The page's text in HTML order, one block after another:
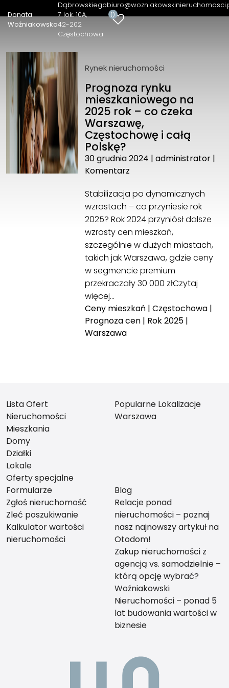
Donata
Woźniakowska
Dąbrowskiego
7 lok. 10A
42-202
Częstochowa
0
Donata Woźniakowska
Dąbrowskiego 7 lok. 10A
42-202 Częstochowa
+48 572 861 168
biuro@wozniakowskinieruchomosci.pl
Rynek nieruchomości
Prognoza rynku
mieszkaniowego na
2025 rok – co czeka
Warszawę,
Częstochowę i całą
Polskę?
30 grudnia 2024 | administrator|
Komentarz
Stabilizacja po dynamicznych
wzrostach – co przyniesie rok
2025? Rok 2024 przyniósł dalsze
wzrosty cen mieszkań,
szczególnie w dużych miastach,
takich jak Warszawa, gdzie ceny
w segmencie premium
przekraczały 30 000 złCzytaj
więcej…
Ceny mieszkań| Częstochowa|
Prognoza cen| Rok 2025|
Warszawa
Lista Ofert
Nieruchomości
Mieszkania
Domy
Działki
Lokale
Oferty specjalne
Popularne Lokalizacje
Warszawa
Formularze
Zgłoś nieruchomość
Zleć poszukiwanie
Kalkulator wartości
nieruchomości
Blog
Relacje ponad
nieruchomości – poznaj
nasz najnowszy artykuł na
Otodom!
Zakup nieruchomości z
agencją vs. samodzielnie –
którą opcję wybrać?
Woźniakowski
Nieruchomości – ponad 5
lat budowania wartości w
biznesie